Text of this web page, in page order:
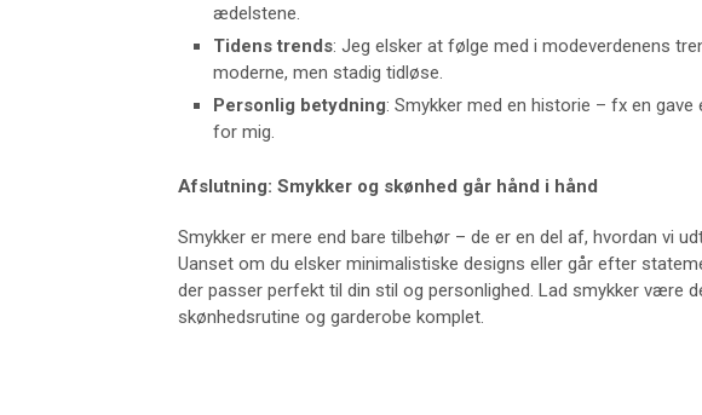
ædelstene.
Tidens trends: Jeg elsker at følge med i modeverdenens
moderne, men stadig tidløse.
Personlig betydning: Smykker med en historie – fx en
for mig.
Afslutning: Smykker og skønhed går hånd i hånd
Smykker er mere end bare tilbehør – de er en del af, hvordan vi
Uanset om du elsker minimalistiske designs eller går efter
der passer perfekt til din stil og personlighed. Lad smykker være
skønhedsrutine og garderobe komplet.